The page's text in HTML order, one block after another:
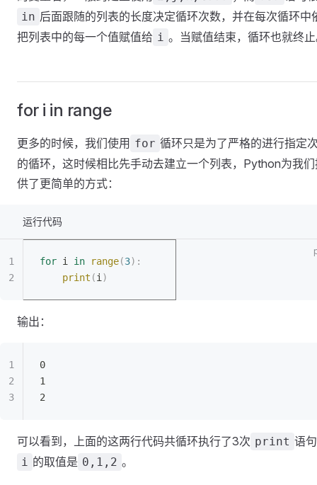
in 后面跟随的列表的长度决定循环次数，并在每次循环中
把列表中的每一个值赋值给 i 。当赋值结束，循环也就终
for i in range
更多的时候，我们使用 for 循环只是为了严格的进行指定
的循环，这时候相比先手动去建立一个列表，Python为我
供了更简单的方式：
运行代码
for i in range(3):
	print
(i )
输出：
0
1
2
可以看到，上面的这两行代码共循环执行了3次 print 语
i 的取值是 0,1,2 。